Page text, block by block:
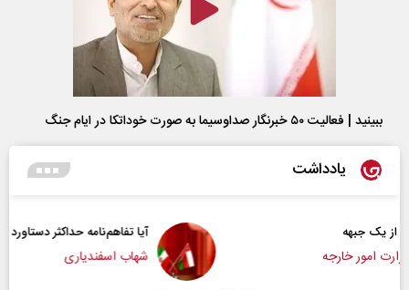
ببینید | فعالیت ۵۰ خبرنگار صداوسیما به صورت خوداتکا در ایام جنگ
یادداشت
آیا تفاهم‌نامه حداکثر دستاورد راهبردی ایران بود؟
شهاب اسفندیاری